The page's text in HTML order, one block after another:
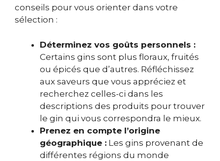
conseils pour vous orienter dans votre
sélection :
Déterminez vos goûts personnels :
Certains gins sont plus floraux, fruités
ou épicés que d’autres. Réfléchissez
aux saveurs que vous appréciez et
recherchez celles-ci dans les
descriptions des produits pour trouver
le gin qui vous correspondra le mieux.
Prenez en compte l’origine
géographique : Les gins provenant de
différentes régions du monde